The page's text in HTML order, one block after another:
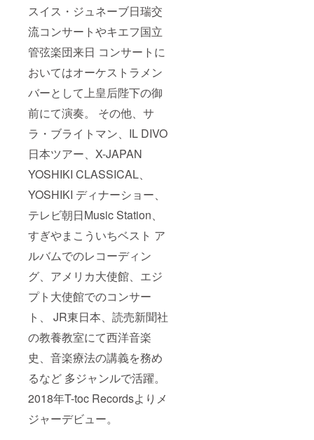
スイス・ジュネーブ日瑞交
流コンサートやキエフ国立
管弦楽団来日 コンサートに
おいてはオーケストラメン
バーとして上皇后陛下の御
前にて演奏。 その他、サ
ラ・ブライトマン、IL DIVO
日本ツアー、X-JAPAN
YOSHIKI CLASSICAL、
YOSHIKI ディナーショー、
テレビ朝日Music Station、
すぎやまこういちベスト ア
ルバムでのレコーディン
グ、アメリカ大使館、エジ
プト大使館でのコンサー
ト、 JR東日本、読売新聞社
の教養教室にて西洋音楽
史、音楽療法の講義を務め
るなど 多ジャンルで活躍。
2018年T-toc Recordsよりメ
ジャーデビュー。